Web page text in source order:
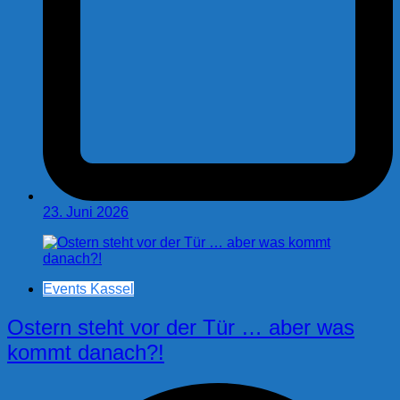
23. Juni 2026
Events Kassel
Ostern steht vor der Tür … aber was
kommt danach?!